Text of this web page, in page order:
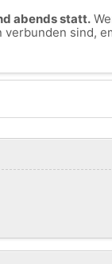
abends statt.
verbunden sind,